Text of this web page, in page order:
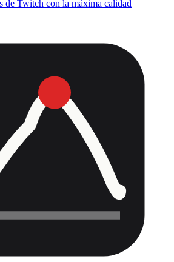
de Twitch con la máxima calidad